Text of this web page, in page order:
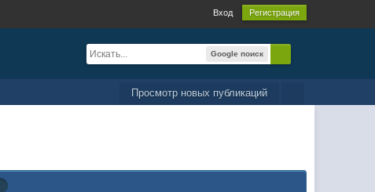
Вход Регистрация
Google поиск
Просмотр новых публикаций